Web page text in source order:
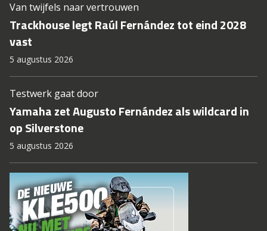
Van twijfels naar vertrouwen
Trackhouse legt Raúl Fernández tot eind 2028
vast
5 augustus 2026
Testwerk gaat door
Yamaha zet Augusto Fernández als wildcard in
op Silverstone
5 augustus 2026